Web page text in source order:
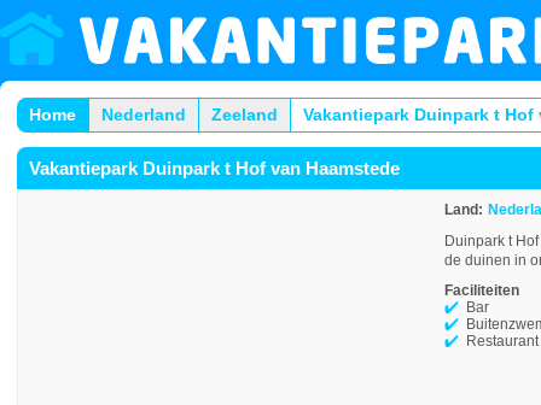
Home Nederland Zeeland Vakantiepark Duinpark t Hof
Vakantiepark Duinpark t Hof van Haamstede
Land:
Duinpark t
de duinen in
Faciliteiten
Bar
Restaurant